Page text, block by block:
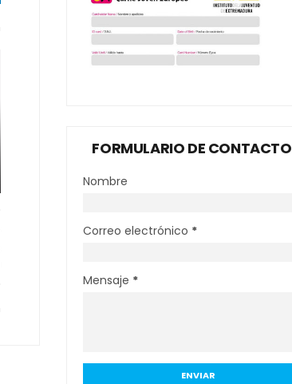
FORMULARIO DE CONTACTO
Nombre
Correo electrónico *
Mensaje *